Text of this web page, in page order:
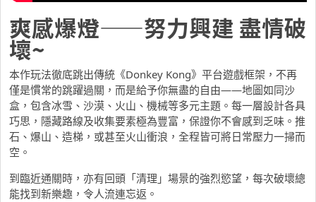
爽感爆燈——努力興建 盡情破
壞~
本作玩法徹底跳出傳統《Donkey Kong》平台遊戲框架，不再
僅是慣常的跳躍過關，而是給予你無盡的自由——地圖如同沙
盒，包含冰雪、沙漠、火山、機械等多元主題。每一層設計各具
巧思，隱藏路線及收集要素極為豐富，保證你不會感到乏味。推
石、爆山、造梯，或甚至火山衝浪，全程皆可將日常壓力一掃而
空。
到臨近通關時，亦有回頭「清理」場景的強烈慾望，每次破壞總
能找到新樂趣，令人流連忘返。